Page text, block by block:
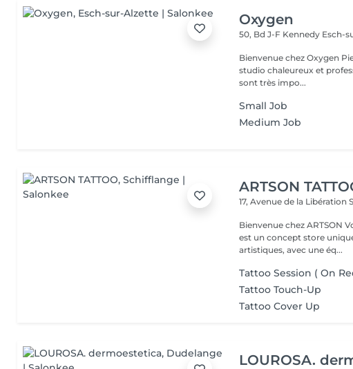
Oxygen
50, Bd J-F Kennedy Esch-
Bienvenue chez Oxygen Piercing & Tattoo à Esch. Nous sommes un
studio chaleureux et
sont très impo...
Small Job
Medium Job
ARTSON
17, Avenue de la Libération
Bienvenue chez ARTSON Votre Univers Artistique et Créatif ARTSON
est un concept store
artistiques, avec une éq...
Tattoo Session ( On
Tattoo Touch-Up
Tattoo Cover Up
LOUROSA.